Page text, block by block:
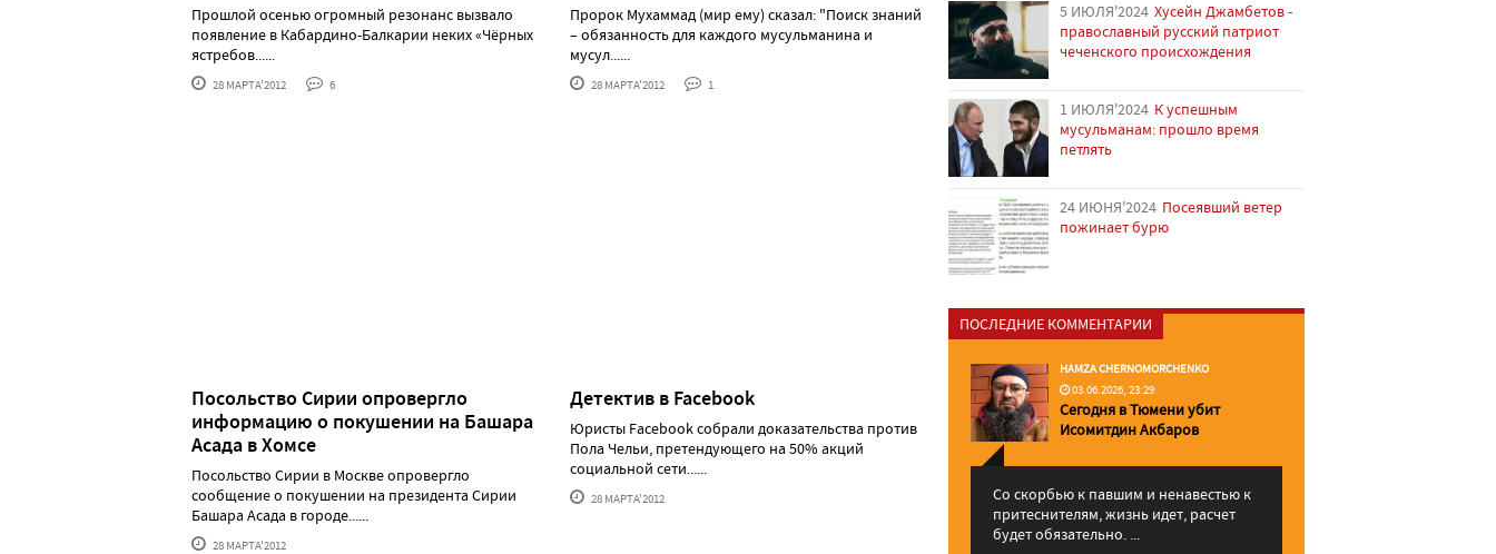
Прошлой осенью огромный резонанс вызвало
появление в Кабардино-Балкарии неких «Чёрных
ястребов......
28 МАРТА'2012 6
Пророк Мухаммад (мир ему) сказал: "Поиск знаний
– обязанность для каждого мусульманина и
мусул......
28 МАРТА'2012 1
Посольство Сирии опровергло
информацию о покушении на Башара
Асада в Хомсе
Посольство Сирии в Москве опровергло
сообщение о покушении на президента Сирии
Башара Асада в городе......
28 МАРТА'2012
Детектив в Facebook
Юристы Facebook собрали доказательства против
Пола Чельи, претендующего на 50% акций
социальной сети......
28 МАРТА'2012
5 ИЮЛЯ'2024 Хусейн Джамбетов -
православный русский патриот
чеченского происхождения
1 ИЮЛЯ'2024 К успешным
мусульманам: прошло время
петлять
24 ИЮНЯ'2024 Посеявший ветер
пожинает бурю
ПОСЛЕДНИЕ КОММЕНТАРИИ
HAMZA CHERNOMORCHENKO
03.06.2026, 23:29
Сегодня в Тюмени убит
Исомитдин Акбаров
Со скорбью к павшим и ненавестью к
притеснителям, жизнь идет, расчет
будет обязательно. ...